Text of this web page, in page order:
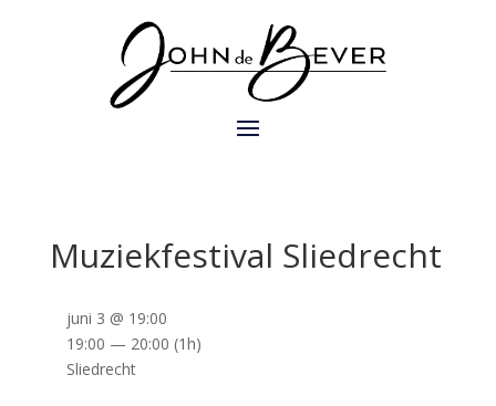
Muziekfestival Sliedrecht
juni 3 @ 19:00
19:00 — 20:00 (1h)
Sliedrecht